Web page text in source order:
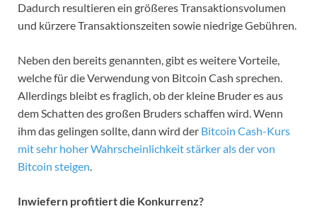
Dadurch resultieren ein größeres Transaktionsvolumen
und kürzere Transaktionszeiten sowie niedrige Gebühren.
Neben den bereits genannten, gibt es weitere Vorteile,
welche für die Verwendung von Bitcoin Cash sprechen.
Allerdings bleibt es fraglich, ob der kleine Bruder es aus
dem Schatten des großen Bruders schaffen wird. Wenn
ihm das gelingen sollte, dann wird der Bitcoin Cash-Kurs
mit sehr hoher Wahrscheinlichkeit stärker als der von
Bitcoin steigen.
Inwiefern profitiert die Konkurrenz?